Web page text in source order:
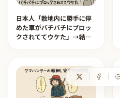
日本人「敷地内に勝手に停
めた車がバチバチにブロッ
クされててウケた」→結末